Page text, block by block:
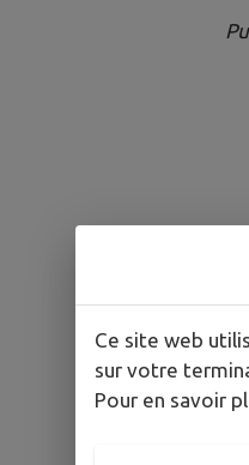
Ce site web
sur votre
Pour en savoir